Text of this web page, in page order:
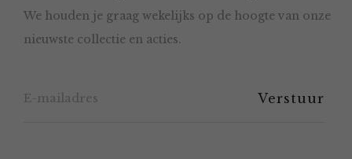
We houden je graag wekelijks op de hoogte van onze
nieuwste collectie en acties.